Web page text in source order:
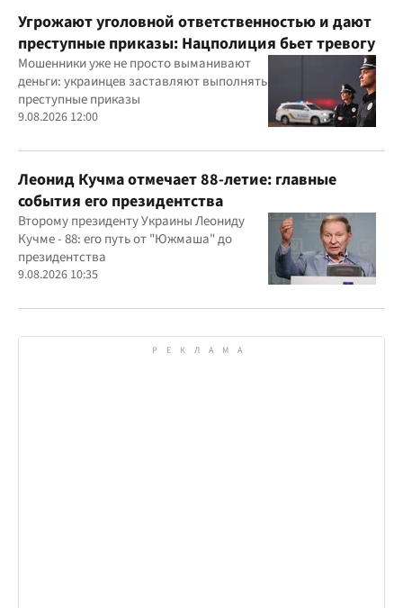
Угрожают уголовной ответственностью и дают
преступные приказы: Нацполиция бьет тревогу
Мошенники уже не просто выманивают
деньги: украинцев заставляют выполнять
преступные приказы
9.08.2026 12:00
Леонид Кучма отмечает 88-летие: главные
события его президентства
Второму президенту Украины Леониду
Кучме - 88: его путь от "Южмаша" до
президентства
9.08.2026 10:35